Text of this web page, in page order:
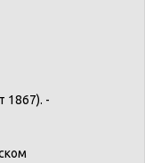
1867). -